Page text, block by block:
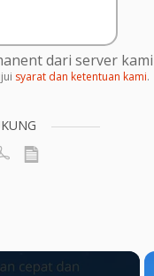
dari server
syarat dan ketentuan kami.